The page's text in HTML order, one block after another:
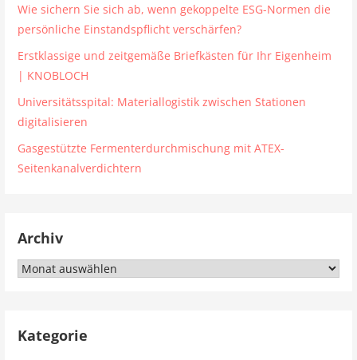
Wie sichern Sie sich ab, wenn gekoppelte ESG-Normen die
persönliche Einstandspflicht verschärfen?
Erstklassige und zeitgemäße Briefkästen für Ihr Eigenheim
| KNOBLOCH
Universitätsspital: Materiallogistik zwischen Stationen
digitalisieren
Gasgestützte Fermenterdurchmischung mit ATEX-
Seitenkanalverdichtern
Archiv
Archiv
Kategorie